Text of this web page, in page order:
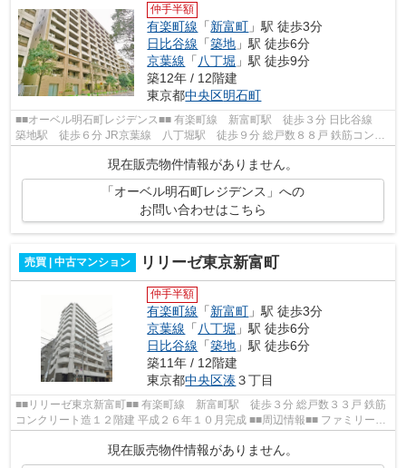
仲手半額
有楽町線 「新富町 」駅 徒歩3分
日比谷線 「築地 」駅 徒歩6分
京葉線 「八丁堀 」駅 徒歩9分
築12年 / 12階建
東京都中央区明石町
■■オーベル明石町レジデンス■■ 有楽町線 新富町駅 徒歩３分 日比谷線
築地駅 徒歩６分 JR京葉線 八丁堀駅 徒歩９分 総戸数８８戸 鉄筋コンク
リート造１２階建 平成２６年２月...
現在販売物件情報がありません。
「オーベル明石町レジデンス」への
お問い合わせはこちら
売買 | 中古マンション リリーゼ東京新富町
仲手半額
有楽町線 「新富町 」駅 徒歩3分
京葉線 「 八丁堀 」駅 徒歩6分
日比谷線 「築地 」駅 徒歩6分
築11年 / 12階建
東京都中央区湊３丁目
■■リリーゼ東京新富町■■ 有楽町線 新富町駅 徒歩３分 総戸数３３戸 鉄筋
コンクリート造１２階建 平成２６年１０月完成 ■■周辺情報■■ ファミリーマ
現在販売物件情報がありません。